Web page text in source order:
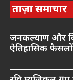
ताज़ा समाचार
जनकल्याण और
ऐतिहासिक